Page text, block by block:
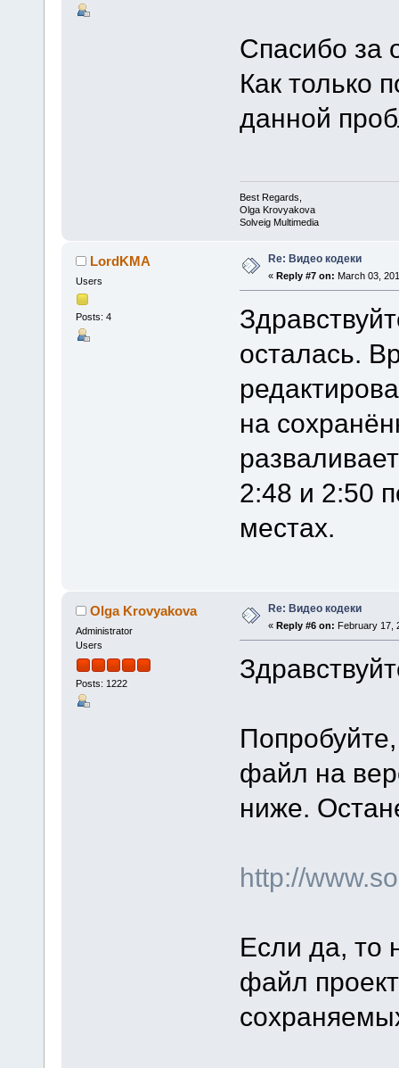
Спасибо за
Как только
данной
Best Regards,
Olga Krovyakova
Solveig Multimedia
LordKMA
Users
Posts: 4
Re: Видео кодеки
« Reply #7 on: March 03,
осталась.
на
2:48 и 2:50
местах.
Olga Krovyakova
Administrator
Users
Posts: 1222
Re: Видео кодеки
« Reply #6 on: February 17,
файл на
ниже.
http://
Если да, то
файл